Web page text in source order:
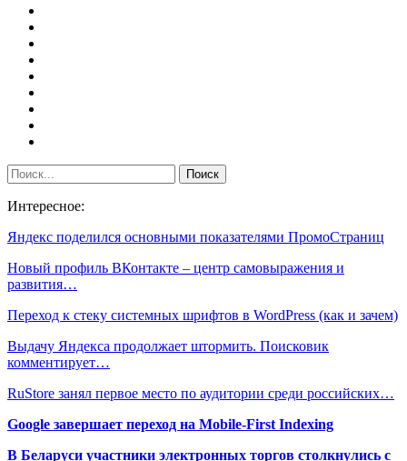
Интересное:
Яндекс поделился основными показателями ПромоСтраниц
Новый профиль ВКонтакте – центр самовыражения и
развития…
Переход к стеку системных шрифтов в WordPress (как и зачем)
Выдачу Яндекса продолжает штормить. Поисковик
комментирует…
RuStore занял первое место по аудитории среди российских…
Google завершает переход на Mobile-First Indexing
В Беларуси участники электронных торгов столкнулись с